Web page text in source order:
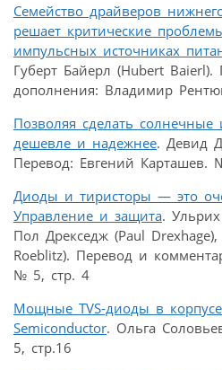
Семейство драйверов
решает критические
импульсных источниках
Губерт Байерл (Hubert
дополнения: Владимир
Позволяя сделать
дешевле и надежнее. Девид
Перевод: Евгений Карташев.
Диоды и тиристоры — это
Управление и защита.
Пол Дрекседж (Paul
Roeblitz). Перевод и
№ 5, стр. 4
Мощные TVS-диоды в
Semiconductor. Ольга
5, стр.16